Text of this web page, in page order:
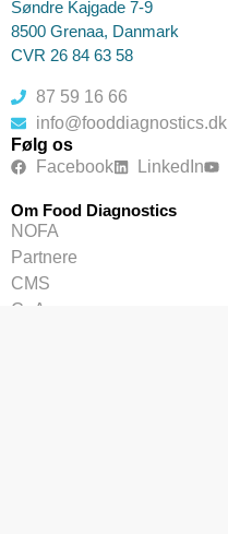
Søndre Kajgade 7-9
8500 Grenaa, Danmark
CVR 26 84 63 58
87 59 16 66
info@fooddiagnostics.dk
Følg os
Facebook
LinkedIn
Om Food Diagnostics
NOFA
Partnere
CMS
CoA